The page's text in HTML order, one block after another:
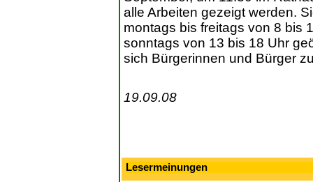
alle Arbeiten gezeigt werden.
montags bis freitags von 8 bis
sonntags von 13 bis 18 Uhr
sich Bürgerinnen und Bürger
19.09.08
Lesermeinungen